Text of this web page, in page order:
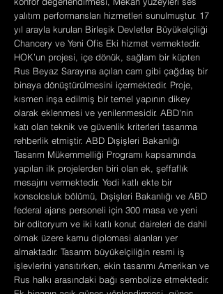
yalıtım performansları hizmetleri sunulmuştur. 17
yıl arayla kurulan Birleşik Devletler Büyükelçiliği
Chancery ve Yeni Ofis Eki hizmet vermektedir.
HOK’un projesi, içe dönük, sağlam bir küpten
Rus Beyaz Sarayına açılan cam gibi çağdaş bir
binaya dönüştürülmesini içermektedir. Proje,
kısmen inşa edilmiş bir temel yapının dikey
olarak eklenmesi ve yenilenmesidir. ABD'nin
katı olan teknik ve güvenlik kriterleri tasarıma
rehberlik etmiştir. ABD Dışişleri Bakanlığı
Tasarım Mükemmelliği Programı kapsamında
yapılan ilk projelerden biri olan ek, şeffaflık
mesajını vermektedir. Yedi katlı ekte bir
konsolosluk bölümü, Dışişleri Bakanlığı ve ABD
federal ajans personeli için 300 masa ve yeni
bir oditoryum ve iki katlı konut daireleri de dahil
olmak üzere kamu diplomasi alanları yer
almaktadır. Tasarım büyükelçiliğin resmi iş
işlevlerini yansıtırken, ekin tasarımı Amerikan ve
Rus halkı arasındaki bağı sembolize etmektedir.